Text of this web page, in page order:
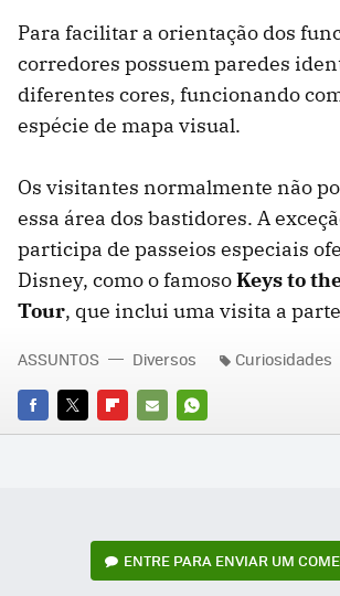
Para facilitar a orientação dos
corredores possuem paredes
diferentes cores, funcionando
espécie de mapa visual.
Os visitantes normalmente não
essa área dos bastidores. A
participa de passeios especiais
Disney, como o famosoKeys to
Tour, que inclui uma visita a
FACEBOOK
TWITTERFLIPBOARD
E-
WHATSAPP
ASSUNTOS Diversos Curiosidades
ENTRE PARA ENVIAR UM